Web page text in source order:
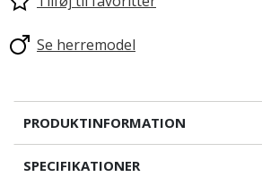
Se herremodel
PRODUKTINFORMATION
SPECIFIKATIONER